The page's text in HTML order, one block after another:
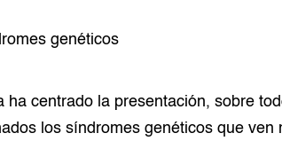
genéticos
ha centrado la presentación, sobre
los síndromes genéticos que ven